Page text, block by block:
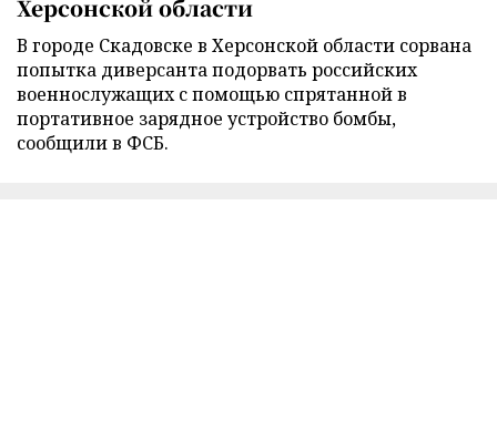
Херсонской области
В городе Скадовске в Херсонской области сорвана
попытка диверсанта подорвать российских
военнослужащих с помощью спрятанной в
портативное зарядное устройство бомбы,
сообщили в ФСБ.